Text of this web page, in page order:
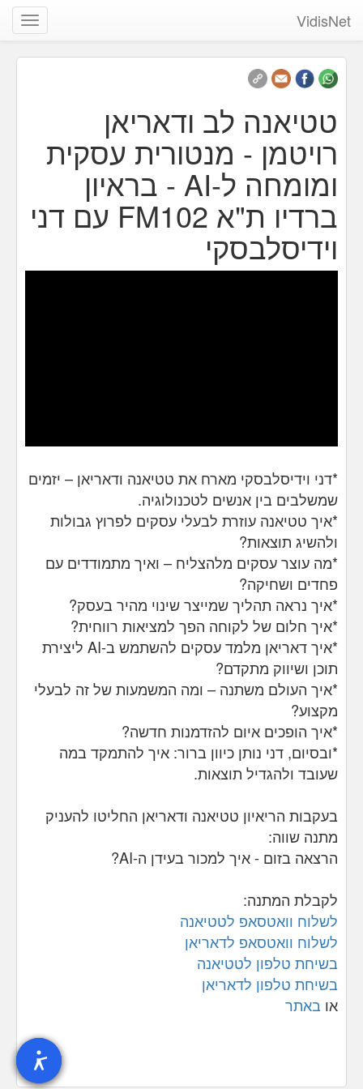
שנה
VidisNet
טטיאנה לב ודאריאן
רויטמן - מנטורית עסקית
ומומחה ל-AI - בראיון
ברדיו ת"א FM102 עם דני
וידיסלבסקי
*דני וידיסלבסקי מארח את טטיאנה ודאריאן – יזמים
שמשלבים בין אנשים לטכנולוגיה.
*איך טטיאנה עוזרת לבעלי עסקים לפרוץ גבולות
ולהשיג תוצאות?
*מה עוצר עסקים מלהצליח – ואיך מתמודדים עם
פחדים ושחיקה?
*איך נראה תהליך שמייצר שינוי מהיר בעסק?
*איך חלום של לקוחה הפך למציאות רווחית?
*איך דאריאן מלמד עסקים להשתמש ב-AI ליצירת
תוכן ושיווק מתקדם?
*איך העולם משתנה – ומה המשמעות של זה לבעלי
מקצוע?
*איך הופכים איום להזדמנות חדשה?
*ובסיום, דני נותן כיוון ברור: איך להתמקד במה
שעובד ולהגדיל תוצאות.
בעקבות הריאיון טטיאנה ודאריאן החליטו להעניק
מתנה שווה:
הרצאה בזום - איך למכור בעידן ה-AI?
לקבלת המתנה:
לשלוח וואטסאפ לטטיאנה
לשלוח וואטסאפ לדאריאן
בשיחת טלפון לטטיאנה
בשיחת טלפון לדאריאן
או באתר